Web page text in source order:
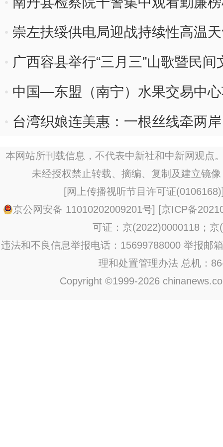
崇左扶绥供电局迎战持续性高温
广西容县举行“三月三”山歌暨民
中国—东盟（南宁）水果交易中
台湾织娘连美惠：一根丝线牵两
本网站所刊载信息，不代表中新社和中新网观点
未经授权禁止转载、摘编、复制及建立镜
[网上传播视听节目许可证(0106168)
京公网安备 11010202009201号] [京ICP备
可证：京(2022)0000118；京
违法和不良信息举报电话：15699788000 举报邮
理和处置管理办法 总机：
Copyright ©1999-2026